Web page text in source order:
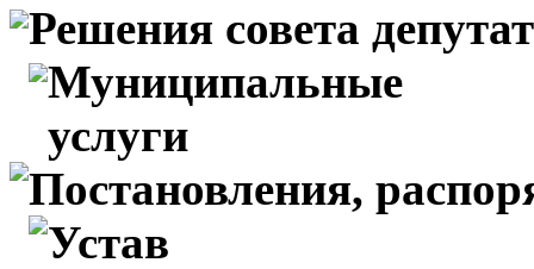
Решения совета
Муниципальные
услуги
Постановления,
Устав